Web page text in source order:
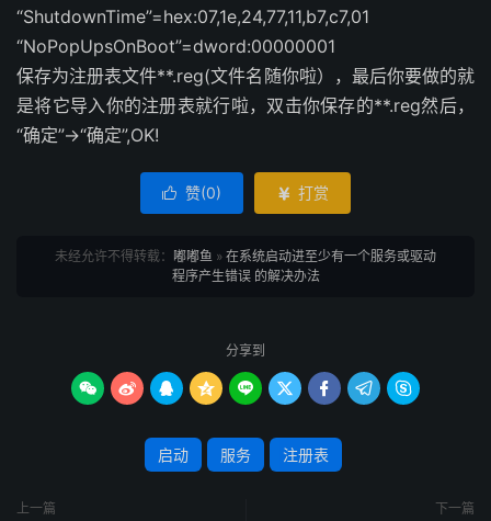
“ShutdownTime”=hex:07,1e,24,77,11,b7,c7,01
“NoPopUpsOnBoot”=dword:00000001
保存为注册表文件**.reg(文件名随你啦），最后你要做的就
是将它导入你的注册表就行啦，双击你保存的**.reg然后，
“确定”->“确定”,OK!
 赞(0)  打赏
未经允许不得转载： 嘟嘟鱼 » 在系统启动进至少有一个服务或驱动
程序产生错误 的解决办法
分享到
        
启动 服务 注册表
上一篇 下一篇